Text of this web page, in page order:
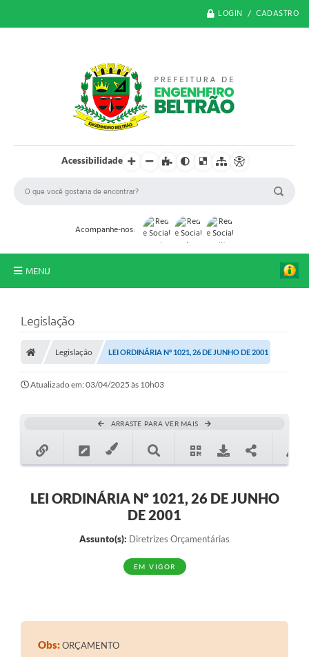
LOGIN / CADASTRO
Acessibilidade
Acompanhe-nos:
MENU
Transparência
Legislação
Editais
SIAFIC
Secretarias
Legislação
Legislação LEI ORDINÁRIA Nº 1021, 26 DE JUNHO DE 2001
Atualizado em: 03/04/2025 às 10h03
ARRASTE PARA VER MAIS
LEI ORDINÁRIA Nº 1021, 26 DE JUNHO
DE 2001
Assunto(s): Diretrizes Orçamentárias
EM VIGOR
Obs:ORÇAMENTO